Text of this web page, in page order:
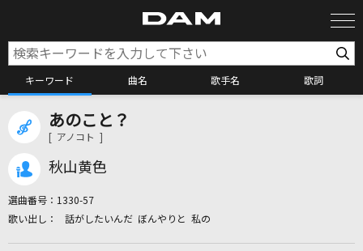
キーワード 曲名 歌手名 歌詞
あのこと？
[ アノコト ]
秋山黄色
選曲番号： 1330-57
話がしたいんだ ぼんやりと 私の